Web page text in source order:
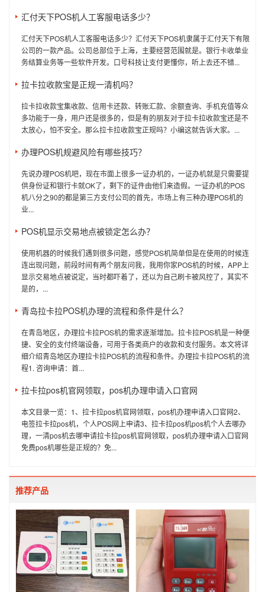
汇付天下POS机人工客服电话多少？
汇付天下POS机人工客服电话多少？汇付天下POS机隶属于汇付天下有限
公司的一款产品。公司总部位于上海，主要经营范围就是。银行卡收单业
务结算业务等一些软件开发。口号科技让支付更懂你，听上去还不错...
拉卡拉收款宝是正规一清机吗？
拉卡拉收款宝集收款、信用卡还款、转账汇款、余额查询、手机充值等众
多功能于一身，用户还是很多的，但是有的朋友对于拉卡拉收款宝还是不
太放心，怕不安全。那么拉卡拉收款宝正规吗？小编这就告诉大家。...
办理POS机规避风险有哪些技巧？
先说办理POS机吧，现在市面上很多一证办机的，一证办机就是只需要提
供身份证和银行卡就OK了，剩下的证件由他们来造假。一证办机的POS
机八分之90的都是第三方支付公司的首先，市场上有三种办理POS机的
业...
POS机显示交易地点被锁定怎么办？
使用机器的时候我们遇到很多问题，感觉POS机简单但是在使用的时候连
连出现问题，前段时间有两个朋友问我，我用你家POS机的时候，APP上
显示交易地点被说定，当时都吓着了，还以为自己刷卡被风控了，其实不
是的，...
青岛拉卡拉POS机办理的流程和条件是什么？
在青岛地区，办理拉卡拉POS机的需求逐渐增加。拉卡拉POS机是一种便
捷、安全的支付终端设备，可用于各类商户的收款和支付服务。本文将详
细介绍青岛地区办理拉卡拉POS机的流程和条件。办理拉卡拉POS机的流
程1. 咨询申请：首...
拉卡拉pos机官网领取，pos机办理申请入口官网
本文目录一览：1、拉卡拉pos机官网领取，pos机办理申请入口官网2、
电签拉卡拉pos机，个人POS网上申请3、拉卡拉pos机pos机个人去哪办
理，一清pos机去哪申请拉卡拉pos机官网领取，pos机办理申请入口官网
免费pos机哪些是正规的？免...
推荐产品